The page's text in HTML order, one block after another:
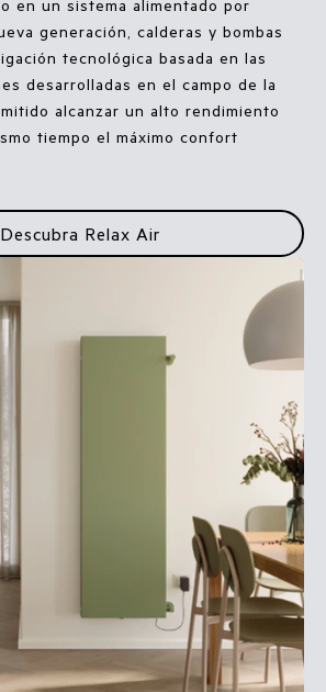
en un sistema alimentado por
generación, calderas y bombas
tecnológica basada en las
desarrolladas en el campo de la
alcanzar un alto rendimiento
tiempo el máximo confort
Descubra Relax Air